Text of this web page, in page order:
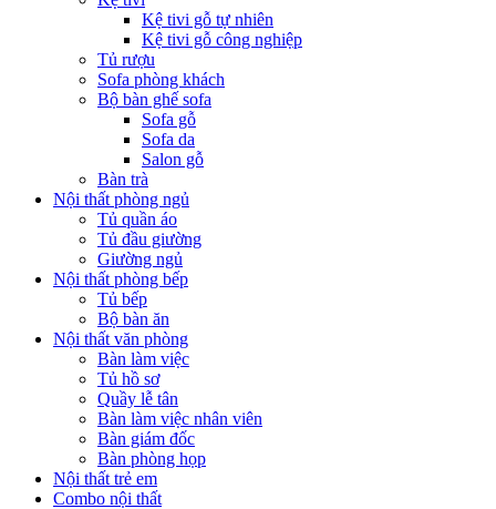
Kệ tivi gỗ tự nhiên
Kệ tivi gỗ công nghiệp
Tủ rượu
Sofa phòng khách
Bộ bàn ghế sofa
Sofa gỗ
Sofa da
Salon gỗ
Bàn trà
Nội thất phòng ngủ
Tủ quần áo
Tủ đầu giường
Giường ngủ
Nội thất phòng bếp
Tủ bếp
Bộ bàn ăn
Nội thất văn phòng
Bàn làm việc
Tủ hồ sơ
Quầy lễ tân
Bàn làm việc nhân viên
Bàn giám đốc
Bàn phòng họp
Nội thất trẻ em
Combo nội thất